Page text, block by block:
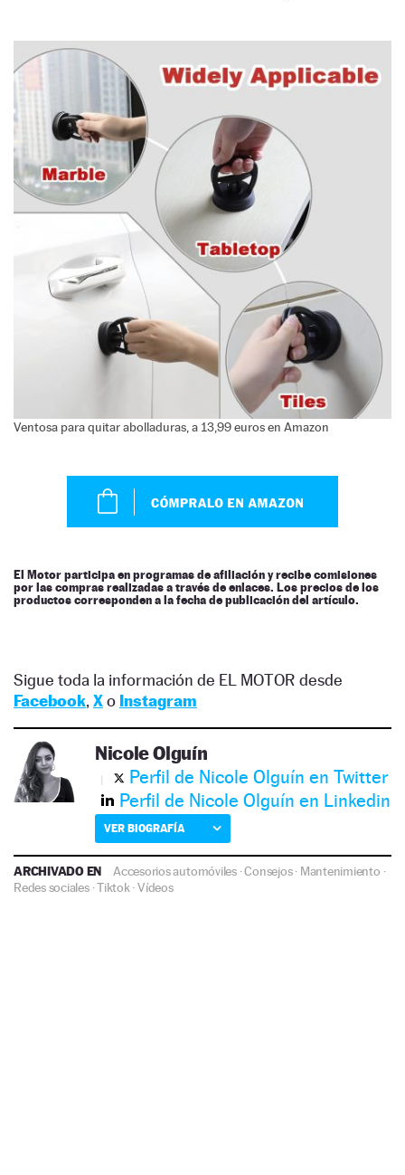
Ventosa para quitar abolladuras, a 13,99 euros en Amazon
El Motor participa en programas de afiliación y recibe comisiones
por las compras realizadas a través de enlaces. Los precios de los
productos corresponden a la fecha de publicación del artículo.
Sigue toda la información de EL MOTOR desde
Facebook, Xo Instagram
Nicole Olguín
Perfil de Nicole Olguín en Twitter
Perfil de Nicole Olguín en Linkedin
VER BIOGRAFÍA
ARCHIVADO EN Accesorios automóviles·Consejos· Mantenimiento ·
Redes sociales·Tiktok ·Vídeos